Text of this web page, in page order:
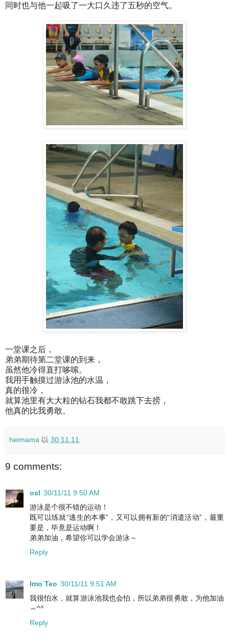
同时也与他一起吸了一大口久违了五秒的空气。
一堂课之后，
弟弟期待第二堂课的到来，
虽然他冷得直打哆嗦。
我用手触摸过游泳池的水温，
真的很冷，
就算池里有大大粒的钻石我都不敢跳下去捞，
他真的比我勇敢。
heimama 以 30.11.11
9 comments:
osl 30/11/11 9:50 AM
游泳是个很不错的运动！
既可以练就“逃生的本事”，又可以拥有新的“消遣活动”，最重
要是，毕竟是运动啊！
弟弟加油，希望你可以学会游泳～
Reply
Imo Teo 30/11/11 9:51 AM
我很怕水，就算游泳池我也会怕，所以弟弟很勇敢，为他加油
～^^
Reply